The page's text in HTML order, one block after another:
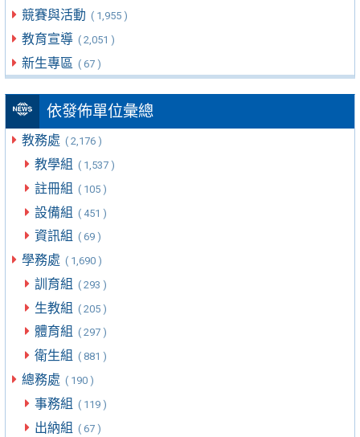
競賽與活動 ( 1,955 )
教育宣導 ( 2,051 )
新生專區 ( 67 )
依發佈單位彙總
教務處 ( 2,176 )
教學組 ( 1,537 )
註冊組 ( 105 )
設備組 ( 451 )
資訊組 ( 69 )
學務處 ( 1,690 )
訓育組 ( 293 )
生教組 ( 205 )
體育組 ( 297 )
衛生組 ( 881 )
總務處 ( 190 )
事務組 ( 119 )
出納組 ( 67 )